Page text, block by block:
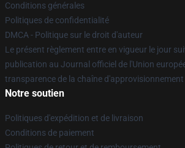
Conditions générales
Politiques de confidentialité
DMCA - Politique sur le droit d'auteur
Le présent règlement entre en vigueur le jour
publication au Journal officiel de l'Union
transparence de la chaîne d'approvisionnement
Notre soutien
Politiques d'expédition et de livraison
Conditions de paiement